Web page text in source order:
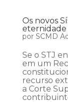
Os novos
eternidade
por SCMD
Se o STJ
em um
recurso
a Corte